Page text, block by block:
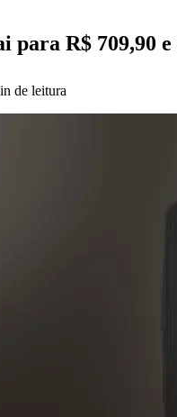
para R$ 709,90
de leitura